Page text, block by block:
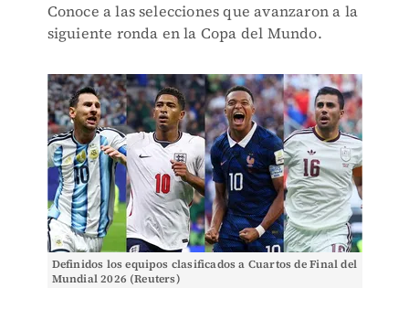
Conoce a las selecciones que avanzaron a la
siguiente ronda en la Copa del Mundo.
Definidos los equipos clasificados a Cuartos de Final del
Mundial 2026 (Reuters)